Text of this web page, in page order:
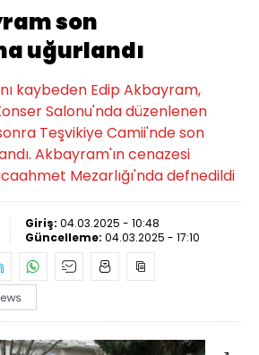
son
uğurlandı
kaybeden Edip Akbayram,
Salonu'nda düzenlenen
Teşvikiye Camii'nde son
Akbayram'ın cenazesi
Mezarlığı'nda defnedildi
Giriş: 04.03.2025 - 10:48
Güncelleme: 04.03.2025 - 17:10